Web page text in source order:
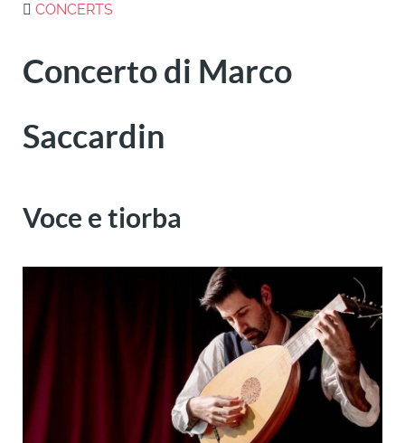
CONCERTS
Concerto di Marco
Saccardin
Voce e tiorba